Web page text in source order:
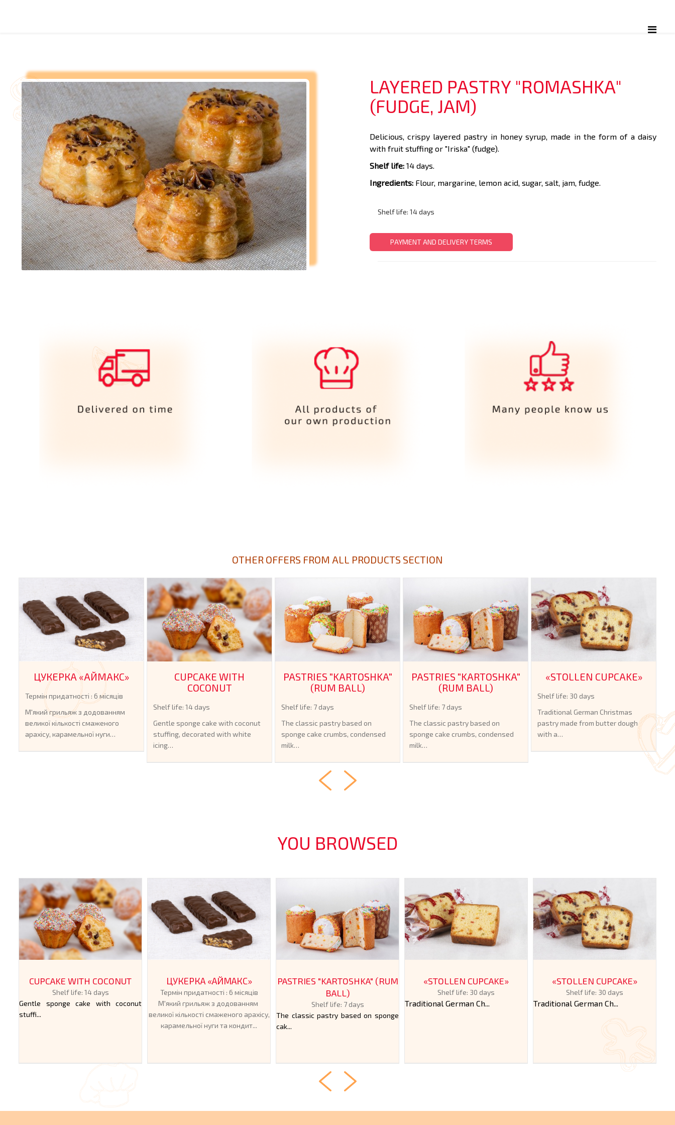
LAYERED PASTRY "ROMASHKA"
(FUDGE, JAM)
Delicious, crispy layered pastry in honey syrup, made in the form of a daisy
with fruit stuffing or "Iriska" (fudge).
Shelf life:14 days.
Ingredients:Flour, margarine, lemon acid, sugar, salt, jam, fudge.
Shelf life: 14 days
PAYMENT AND DELIVERY TERMS
OTHER OFFERS FROM ALL PRODUCTS SECTION
ЦУКЕРКА «АЙМАКС»
Термін придатності : 6 місяців
М'який грильяж з додованням
великої кількості смаженого
арахісу, карамельної нуги…
CUPCAKE WITH
COCONUT
Shelf life: 14 days
Gentle sponge cake with coconut
stuffing, decorated with white
icing…
PASTRIES "KARTOSHKA"
(RUM BALL)
Shelf life: 7 days
The classic pastry based on
sponge cake crumbs, condensed
milk…
PASTRIES "KARTOSHKA"
(RUM BALL)
Shelf life: 7 days
The classic pastry based on
sponge cake crumbs, condensed
milk…
«STOLLEN CUPCAKE»
Shelf life: 30 days
Traditional German Christmas
pastry made from butter dough
with a…
YOU BROWSED
CUPCAKE WITH COCONUT
Shelf life: 14 days
Gentle sponge cake with coconut
stuffi...
ЦУКЕРКА «АЙМАКС»
Термін придатності : 6 місяців
М'який грильяж з додованням
великої кількості смаженого арахісу,
карамельної нуги та кондит...
PASTRIES "KARTOSHKA" (RUM
BALL)
Shelf life: 7 days
The classic pastry based on sponge
cak...
«STOLLEN CUPCAKE»
Shelf life: 30 days
Traditional German Ch...
«STOLLEN CUPCAKE»
Shelf life: 30 days
Traditional German Ch...